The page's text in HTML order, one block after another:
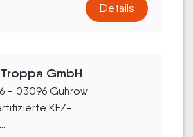
Details
GmbH
- 03096 Guhrow
KFZ-